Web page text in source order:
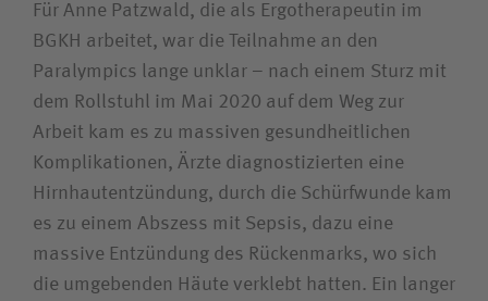
Für Anne Patzwald, die als Ergotherapeutin im
BGKH arbeitet, war die Teilnahme an den
Paralympics lange unklar – nach einem Sturz mit
dem Rollstuhl im Mai 2020 auf dem Weg zur
Arbeit kam es zu massiven gesundheitlichen
Komplikationen, Ärzte diagnostizierten eine
Hirnhautentzündung, durch die Schürfwunde kam
es zu einem Abszess mit Sepsis, dazu eine
massive Entzündung des Rückenmarks, wo sich
die umgebenden Häute verklebt hatten. Ein langer